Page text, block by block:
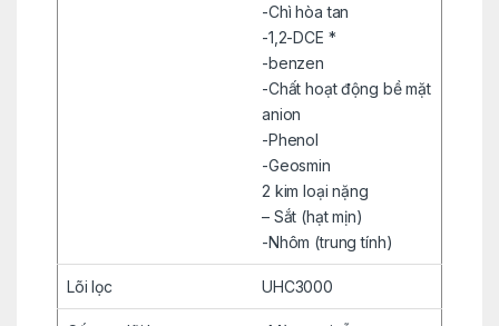
-Chì hòa tan
-1,2-DCE *
-benzen
-Chất hoạt động bề mặt
anion
-Phenol
-Geosmin
2 kim loại nặng
– Sắt (hạt mịn)
-Nhôm (trung tính)
Lõi lọc UHC3000